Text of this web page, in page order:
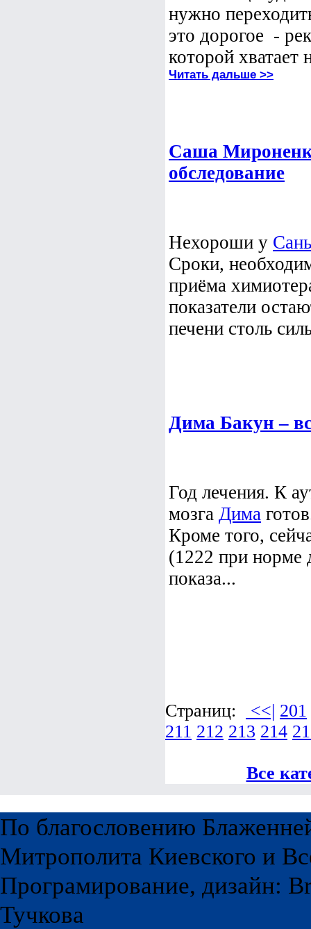
нужно
это дорогое -
которой хватает
Читать дальше >>
Саша
обследование
Нехороши у
Сроки,
приёма
показатели
печени столь
Дима Бакун –
Год лечения. К
мозга Дима
Кроме того,
(1222 при норме
показа...
Страниц: <<| 201
211 212 213 214
Все
По благословению
Митрополита Киевского и
Програмирование, дизайн:
Тучкова